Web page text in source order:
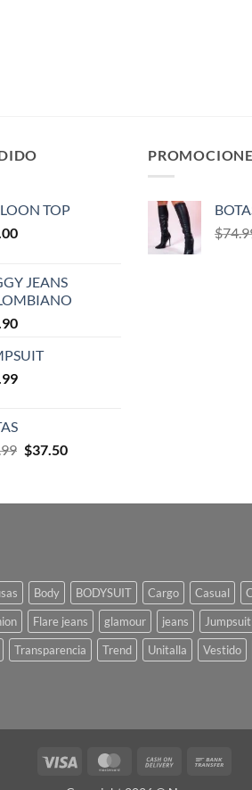
TOP
JEANS
$37.50
$
Body BODYSUIT Cargo Casual
Flare jeans glamour jeans Jumpsuit
Transparencia Trend Unitalla Vestido